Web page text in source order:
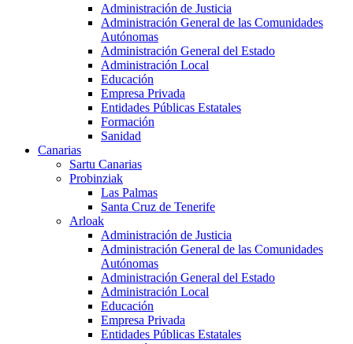
Administración de Justicia
Administración General de las Comunidades
Autónomas
Administración General del Estado
Administración Local
Educación
Empresa Privada
Entidades Públicas Estatales
Formación
Sanidad
Canarias
Sartu Canarias
Probinziak
Las Palmas
Santa Cruz de Tenerife
Arloak
Administración de Justicia
Administración General de las Comunidades
Autónomas
Administración General del Estado
Administración Local
Educación
Empresa Privada
Entidades Públicas Estatales